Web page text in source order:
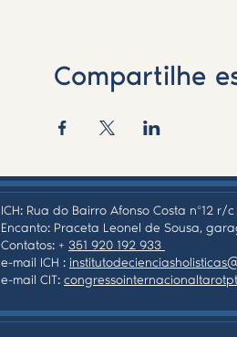
Compartilhe
ICH: Rua do Bairro Afonso Costa nº12 r/
Encanto: Praceta Leonel de Sousa,
Contatos: + 351 920 192 933
e-mail ICH :
e-mail CIT: